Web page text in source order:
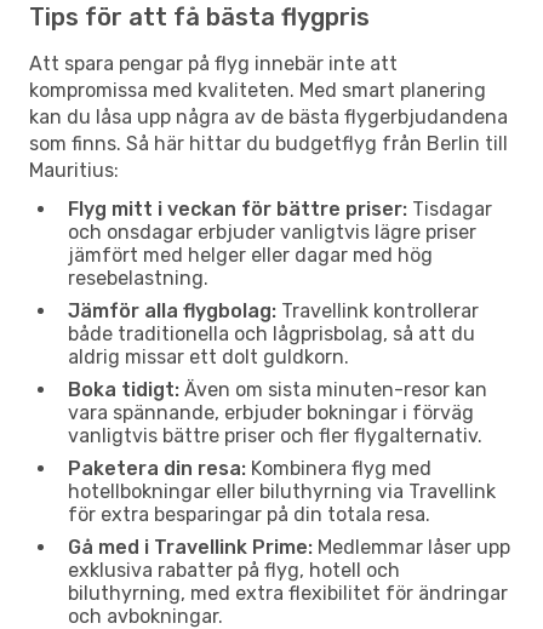
Tips för att få bästa flygpris
Att spara pengar på flyg innebär inte att
kompromissa med kvaliteten. Med smart planering
kan du låsa upp några av de bästa flygerbjudandena
som finns. Så här hittar du budgetflyg från Berlin till
Mauritius:
Flyg mitt i veckan för bättre priser: Tisdagar
och onsdagar erbjuder vanligtvis lägre priser
jämfört med helger eller dagar med hög
resebelastning.
Jämför alla flygbolag: Travellink kontrollerar
både traditionella och lågprisbolag, så att du
aldrig missar ett dolt guldkorn.
Boka tidigt: Även om sista minuten-resor kan
vara spännande, erbjuder bokningar i förväg
vanligtvis bättre priser och fler flygalternativ.
Paketera din resa: Kombinera flyg med
hotellbokningar eller biluthyrning via Travellink
för extra besparingar på din totala resa.
Gå med i Travellink Prime: Medlemmar låser upp
exklusiva rabatter på flyg, hotell och
biluthyrning, med extra flexibilitet för ändringar
och avbokningar.